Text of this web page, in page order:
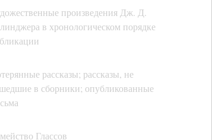
произведения Дж. Д.
в хронологическом порядке
рассказы; рассказы, не
в сборники; опубликованные
Глассов